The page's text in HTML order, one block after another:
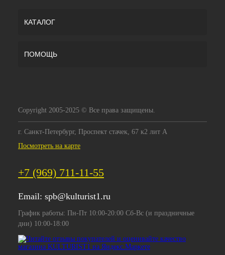
КАТАЛОГ
ПОМОЩЬ
Copyright 2005-2025 © Все права защищены.
г. Санкт-Петербург, Проспект стачек, 67 к2 лит А
Посмотреть на карте
+7 (969) 711-11-55
Email: spb@kulturist1.ru
График работы: Пн-Пт 10:00-20:00 Сб-Вс (и праздничные
дни) 10:00-18:00